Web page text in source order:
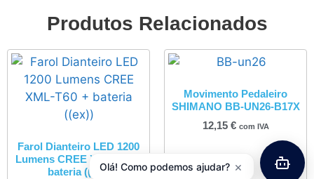
Produtos Relacionados
Farol Dianteiro LED 1200
Lumens CREE XML-T60 +
bateria ((ex))
Movimento Pedaleiro
SHIMANO BB-UN26-B17X
12,15 € com IVA
Olá! Como podemos ajudar? ×